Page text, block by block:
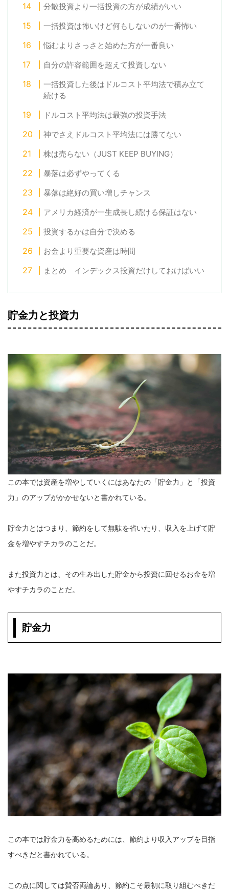
分散投資より一括投資の方が成績がいい
一括投資は怖いけど何もしないのが一番怖い
悩むよりさっさと始めた方が一番良い
自分の許容範囲を超えて投資しない
一括投資した後はドルコスト平均法で積み立て
続ける
ドルコスト平均法は最強の投資手法
神でさえドルコスト平均法には勝てない
株は売らない（JUST KEEP BUYING）
暴落は必ずやってくる
暴落は絶好の買い増しチャンス
アメリカ経済が一生成長し続ける保証はない
投資するかは自分で決める
お金より重要な資産は時間
まとめ インデックス投資だけしておけばいい
貯金力と投資力
この本では資産を増やしていくにはあなたの「貯金力」と「投資
力」のアップがかかせないと書かれている。
貯金力とはつまり、節約をして無駄を省いたり、収入を上げて貯
金を増やすチカラのことだ。
また投資力とは、その生み出した貯金から投資に回せるお金を増
やすチカラのことだ。
貯金力
この本では貯金力を高めるためには、節約より収入アップを目指
すべきだと書かれている。
この点に関しては賛否両論あり、節約こそ最初に取り組むべきだ